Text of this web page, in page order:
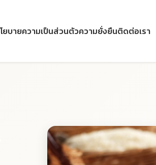
ยบายความเป็นส่วนตัวความยั่งยืนติดต่อเรา